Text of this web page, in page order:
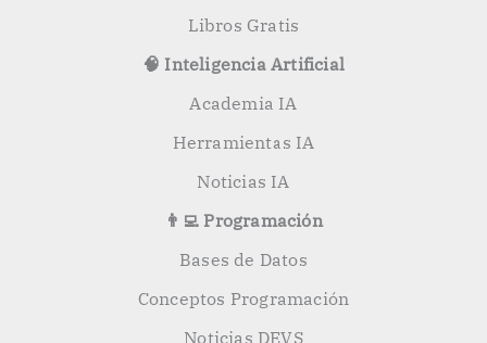
Libros Gratis
🧠 Inteligencia Artificial
Academia IA
Herramientas IA
Noticias IA
👨‍💻 Programación
Bases de Datos
Conceptos Programación
Noticias DEVS